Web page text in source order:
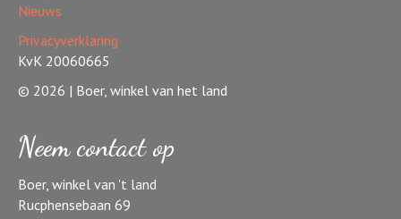
Nieuws
Privacyverklaring
KvK 20060665
© 2026 | Boer, winkel van het land
Neem contact op
Boer, winkel van 't land
Rucphensebaan 69